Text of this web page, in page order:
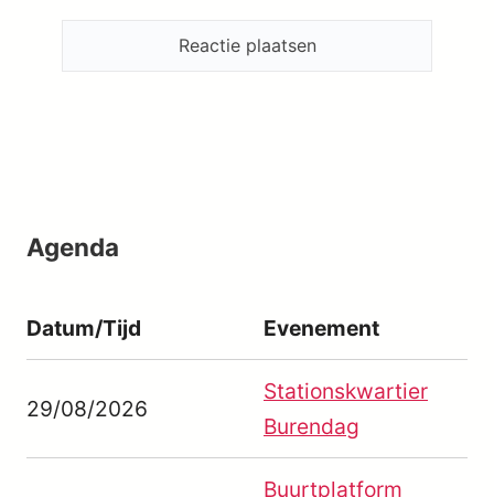
Agenda
Datum/Tijd Evenement
29/08/2026
Stationskwartier
Burendag
Buurtplatform